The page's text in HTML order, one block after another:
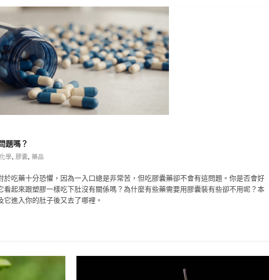
題嗎？
化學, 膠囊, 藥品
吃藥十分恐懼，因為一入口總是非常苦，但吃膠囊藥卻不會有這問題。你是否會好
起來跟塑膠一樣吃下肚沒有關係嗎？為什麼有些藥需要用膠囊裝有些卻不用呢？本
進入你的肚子後又去了哪裡。